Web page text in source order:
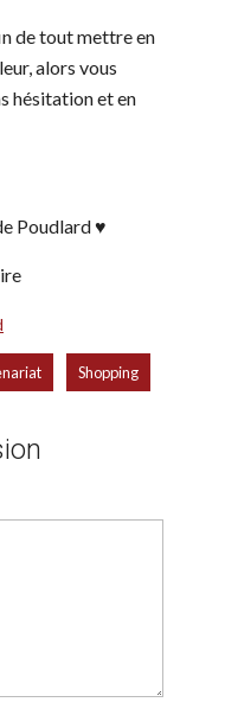
de tout mettre en
alors vous
hésitation et en
Poudlard ♥
Shopping